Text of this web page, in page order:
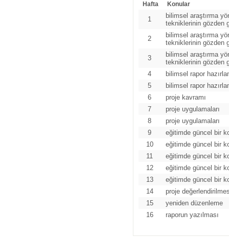
Hafta Konular
1
bilimsel araştırma
tekniklerinin gözden
2
bilimsel araştırma
tekniklerinin gözden
3
bilimsel araştırma
tekniklerinin gözden
4
bilimsel rapor
5
bilimsel rapor
6
proje kavramı
7
proje uygulamaları
8
proje uygulamaları
9
eğitimde güncel bir
10
eğitimde güncel bir
11
eğitimde güncel bir
12
eğitimde güncel bir
13
eğitimde güncel bir
14
proje
15
yeniden düzenleme
16
raporun yazılması